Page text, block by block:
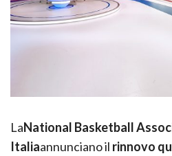
LaNational Basketball
Italiaannunciano il rinnovo